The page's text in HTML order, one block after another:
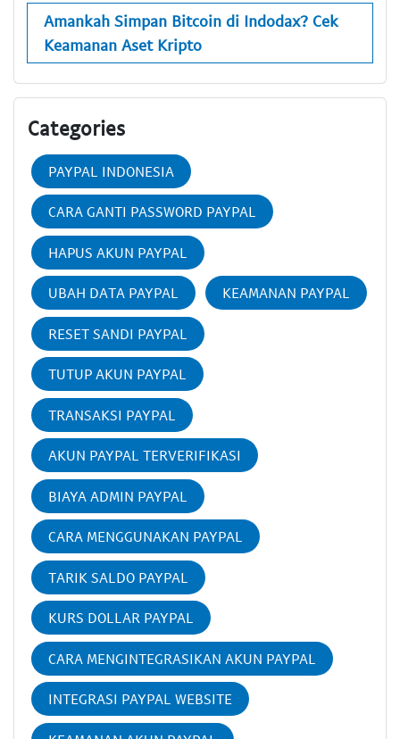
Amankah Simpan Bitcoin di Indodax? Cek
Keamanan Aset Kripto
Categories
PAYPAL INDONESIA
CARA GANTI PASSWORD PAYPAL
HAPUS AKUN PAYPAL
UBAH DATA PAYPAL KEAMANAN PAYPAL
RESET SANDI PAYPAL
TUTUP AKUN PAYPAL
TRANSAKSI PAYPAL
AKUN PAYPAL TERVERIFIKASI
BIAYA ADMIN PAYPAL
CARA MENGGUNAKAN PAYPAL
TARIK SALDO PAYPAL
KURS DOLLAR PAYPAL
CARA MENGINTEGRASIKAN AKUN PAYPAL
INTEGRASI PAYPAL WEBSITE